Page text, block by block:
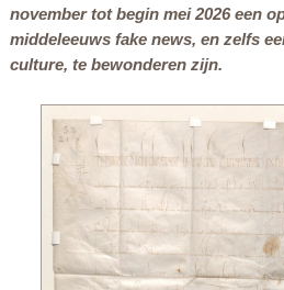
november tot begin mei 2026 een
middeleeuws fake news, en zelfs
culture, te bewonderen zijn.